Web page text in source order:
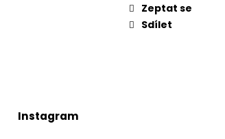
Zeptat se
Sdílet
Instagram